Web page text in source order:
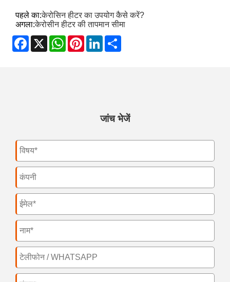
पहले का:केरोसिन हीटर का उपयोग कैसे करें?
अगला:केरोसीन हीटर की तापमान सीमा
Facebook
X WhatsApp
PinterestLinkedIn
जांच भेजें